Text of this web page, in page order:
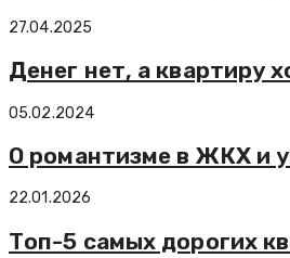
27.04.2025
Денег нет, а квартиру
05.02.2024
О романтизме в ЖКХ и
22.01.2026
Топ-5 самых дорогих